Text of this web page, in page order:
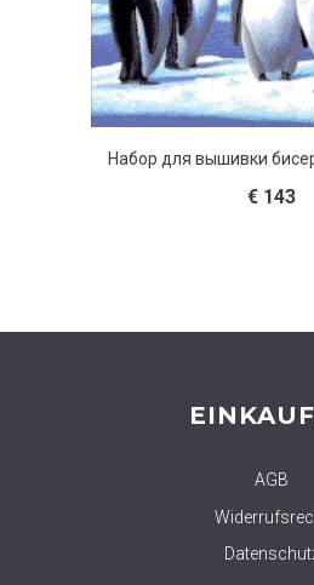
Набор для вышивки
€ 143
AGB